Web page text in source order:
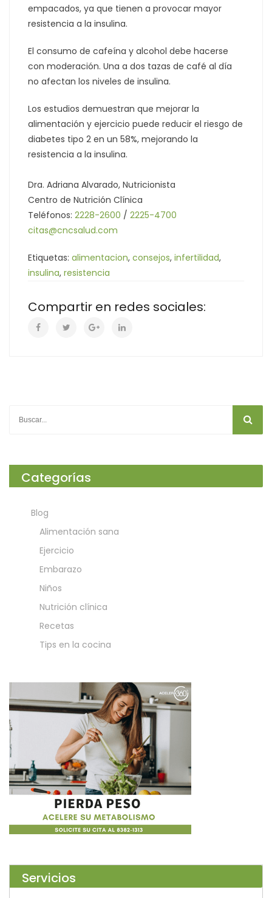
empacados, ya que tienen a provocar mayor
resistencia a la insulina.
El consumo de cafeína y alcohol debe hacerse
con moderación. Una a dos tazas de café al día
no afectan los niveles de insulina.
Los estudios demuestran que mejorar la
alimentación y ejercicio puede reducir el riesgo de
diabetes tipo 2 en un 58%, mejorando la
resistencia a la insulina.
Dra. Adriana Alvarado, Nutricionista
Centro de Nutrición Clínica
Teléfonos: 2228-2600 / 2225-4700
citas@cncsalud.com
Etiquetas: alimentacion, consejos, infertilidad,
insulina, resistencia
Compartir en redes sociales:
Categorías
Blog
Alimentación sana
Ejercicio
Embarazo
Niños
Nutrición clínica
Recetas
Tips en la cocina
Servicios